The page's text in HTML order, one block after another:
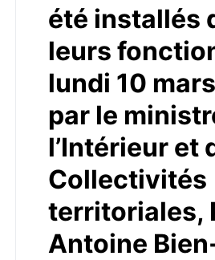
été installés
leurs
lundi 10
par le
l’Intérieur et
Collectivités
territoriales,
Antoine